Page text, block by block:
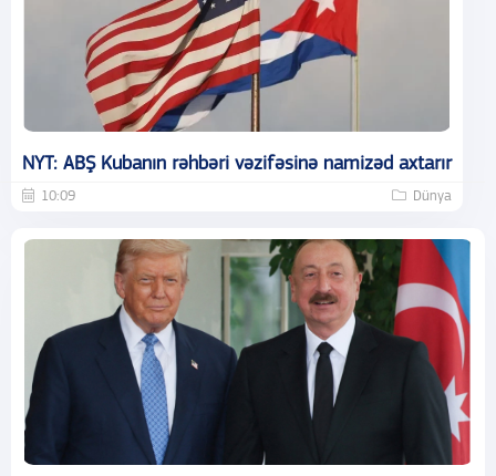
NYT: ABŞ Kubanın rəhbəri vəzifəsinə namizəd axtarır
10:09 Dünya